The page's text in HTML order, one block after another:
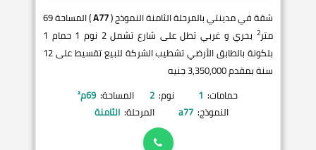
شقة في مدينتي بالمرحلة الثامنة النموذج (A77
) المساحة 69
متر2
بحري و غربي تطل على شارع تشمل 2 نوم 1 حمام 1
بلكونة بالطابق الأرضي تشطيب الشركة للبيع تقسيط على 12
سنة بمقدم 3,350,000 جنيه
حمامات: 1 نوم: 2 المساحة: 69م²
النموذج: a77 المرحلة: الثامنة